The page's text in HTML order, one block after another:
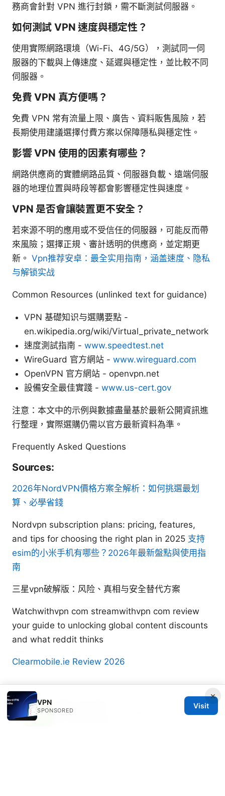
務商會針對 VPN 進行封鎖，需不斷測試伺服器。
如何測試 VPN 速度與穩定性？
使用實際網路環境（Wi-Fi、4G/5G），測試同一伺
服器的下載與上傳速度、延遲與穩定性，並比較不同
伺服器。
免費 VPN 真方便嗎？
免費 VPN 常有流量上限、廣告、資料販售風險，若
長期使用建議選擇付費方案以保障隱私與穩定性。
影響 VPN 使用的因素有哪些？
網路供應商的實體網路品質、伺服器負載、遠端伺服
器的地理位置與時段等都會影響穩定性與速度。
VPN 是否會讓裝置更不安全？
若來源不明的應用或不受信任的伺服器，可能反而帶
來風險；選擇正規、審計透明的供應商，並定期更
新。 Vpn推荐安卓：最全实用指南，涵盖速度、隐私
与解锁实战
Common Resources (unlinked text for guidance)
VPN 基礎知识与選購要點 -
en.wikipedia.org/wiki/Virtual_private_network
速度測試指南 - www.speedtest.net
WireGuard 官方網站 - www.wireguard.com
OpenVPN 官方網站 - openvpn.net
設備安全最佳實踐 - www.us-cert.gov
注意：本文中的示例與數據盡量基於最新公開資訊進
行整理，實際選購仍需以官方最新資料為準。
Frequently Asked Questions
Sources:
2026年NordVPN價格方案全解析：如何挑選最划
算、必學省錢
Nordvpn subscription plans: pricing, features,
and tips for choosing the right plan in 2025 支持
esim的小米手机有哪些？2026年最新盤點與使用指
南
三星vpn破解版：风险、真相与安全替代方案
Watchwithvpn com streamwithvpn com review
your guide to unlocking global content discounts
and what reddit thinks
Clearmobile.ie Review 2026
Yuki writes about censorship circumvention
×
VPN
SPONSORED
Visit